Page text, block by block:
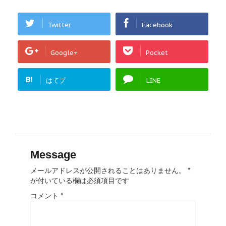
Twitter Facebook
Google+ Pocket
B! はてブ LINE
Message
メールアドレスが公開されることはありません。
*
が付いている欄は必須項目です
コメント *